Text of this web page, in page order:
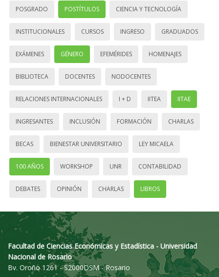
POSGRADO POSTÍTULOS CIENCIA Y TECNOLOGÍA
INSTITUCIONALES CURSOS INGRESO GRADUADOS
EXÁMENES GÉNERO EFEMÉRIDES HOMENAJES
BIBLIOTECA DOCENTES NODOCENTES
RELACIONES INTERNACIONALES I + D IITEA IITAE
INGRESANTES INCLUSIÓN FORMACIÓN CHARLAS
BECAS BIENESTAR UNIVERSITARIO LEY MICAELA
100 AÑOS WORKSHOP UNR CONTABILIDAD
DEBATES OPINIÓN CHARLAS LIBROS
Facultad de Ciencias Económicas y Estadística - Universidad
Nacional de Rosario
Bv. Oroño 1261 - S2000DSM - Rosario